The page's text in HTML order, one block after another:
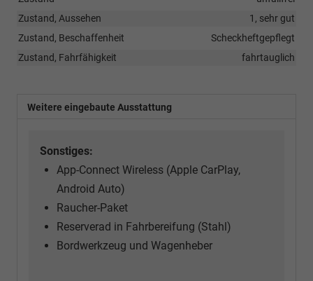
Zustand, Aussehen
1, sehr gut
Zustand, Beschaffenheit
Scheckheftgepflegt
Zustand, Fahrfähigkeit
fahrtauglich
Weitere eingebaute Ausstattung
Sonstiges:
App-Connect Wireless (Apple CarPlay,
Android Auto)
Raucher-Paket
Reserverad in Fahrbereifung (Stahl)
Bordwerkzeug und Wagenheber